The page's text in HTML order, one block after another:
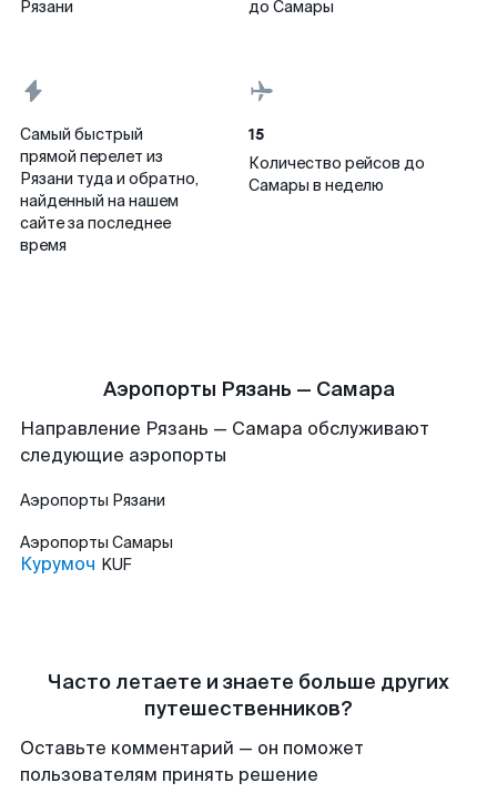
Рязани
до Самары
Самый быстрый
прямой перелет из
Рязани туда и обратно,
найденный на нашем
сайте за последнее
время
15
Количество рейсов до
Самары в неделю
Аэропорты Рязань — Самара
Направление Рязань — Самара обслуживают
следующие аэропорты
Аэропорты Рязани
Аэропорты Самары
Курумоч KUF
Часто летаете и знаете больше других
путешественников?
Оставьте комментарий — он поможет
пользователям принять решение